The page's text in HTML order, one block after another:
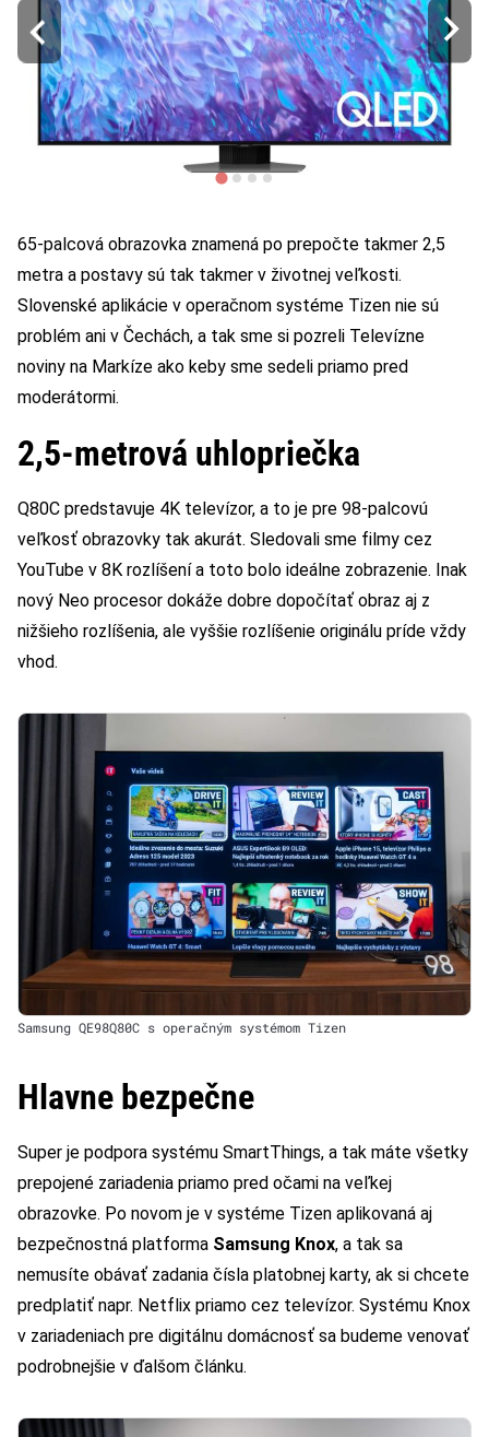
65-palcová obrazovka znamená po prepočte takmer 2,5
metra a postavy sú tak takmer v životnej veľkosti.
Slovenské aplikácie v operačnom systéme Tizen nie sú
problém ani v Čechách, a tak sme si pozreli Televízne
noviny na Markíze ako keby sme sedeli priamo pred
moderátormi.
2,5-metrová uhlopriečka
Q80C predstavuje 4K televízor, a to je pre 98-palcovú
veľkosť obrazovky tak akurát. Sledovali sme filmy cez
YouTube v 8K rozlíšení a toto bolo ideálne zobrazenie. Inak
nový Neo procesor dokáže dobre dopočítať obraz aj z
nižšieho rozlíšenia, ale vyššie rozlíšenie originálu príde vždy
vhod.
Samsung QE98Q80C s operačným systémom Tizen
Hlavne bezpečne
Super je podpora systému SmartThings, a tak máte všetky
prepojené zariadenia priamo pred očami na veľkej
obrazovke. Po novom je v systéme Tizen aplikovaná aj
bezpečnostná platforma Samsung Knox, a tak sa
nemusíte obávať zadania čísla platobnej karty, ak si chcete
predplatiť napr. Netflix priamo cez televízor. Systému Knox
v zariadeniach pre digitálnu domácnosť sa budeme venovať
podrobnejšie v ďalšom článku.